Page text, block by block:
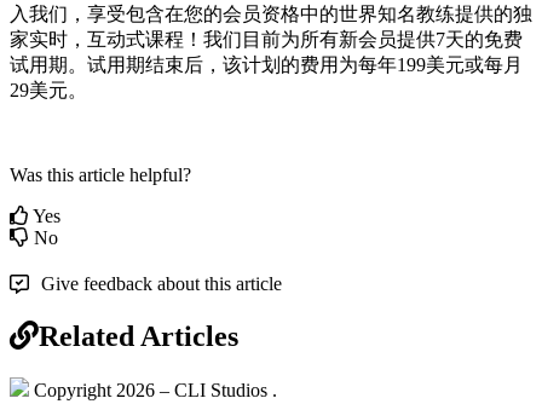
入我们，享受包含在您的会员资格中的世界知名教练提供的独
家实时，互动式课程！我们目前为所有新会员提供7天的免费
试用期。试用期结束后，该计划的费用为每年199美元或每月
29美元。
Was this article helpful?
Yes
No
Give feedback about this article
Related Articles
Copyright 2026 – CLI Studios .